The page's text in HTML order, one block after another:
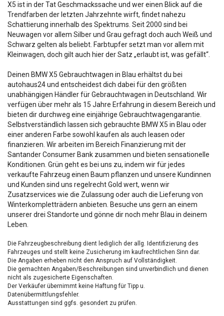
X5 ist in der Tat Geschmackssache und wer einen Blick auf die
Trendfarben der letzten Jahrzehnte wirft, findet nahezu
Schattierung innerhalb des Spektrums. Seit 2000 sind bei
Neuwagen vor allem Silber und Grau gefragt doch auch Weiß und
Schwarz gelten als beliebt. Farbtupfer setzt man vor allem mit
Kleinwagen, doch gilt auch hier der Satz „erlaubt ist, was gefällt“.
Deinen BMW X5 Gebrauchtwagen in Blau erhältst du bei
autohaus24 und entscheidest dich dabei für den größten
unabhängigen Händler für Gebrauchtwagen in Deutschland. Wir
verfügen über mehr als 15 Jahre Erfahrung in diesem Bereich und
bieten dir durchweg eine einjährige Gebrauchtwagengarantie.
Selbstverständlich lassen sich gebrauchte BMW X5 in Blau oder
einer anderen Farbe sowohl kaufen als auch leasen oder
finanzieren. Wir arbeiten im Bereich Finanzierung mit der
Santander Consumer Bank zusammen und bieten sensationelle
Konditionen. Grün geht es bei uns zu, indem wir für jedes
verkaufte Fahrzeug einen Baum pflanzen und unsere Kundinnen
und Kunden sind uns regelrecht Gold wert, wenn wir
Zusatzservices wie die Zulassung oder auch die Lieferung von
Winterkompletträdern anbieten. Besuche uns gern an einem
unserer drei Standorte und gönne dir noch mehr Blau in deinem
Leben.
Die Fahrzeugbeschreibung dient lediglich der allg. Identifizierung des
Fahrzeuges und stellt keine Zusicherung im kaufrechtlichen Sinn dar.
Die Angaben erheben nicht den Anspruch auf Vollständigkeit.
Die gemachten Angaben/Beschreibungen sind unverbindlich und dienen
nicht als zugesicherte Eigenschaften.
Der Verkäufer übernimmt keine Haftung für Tipp u.
Datenübermittlungsfehler.
Ausstattungen sind ggfs. gesondert zu prüfen.